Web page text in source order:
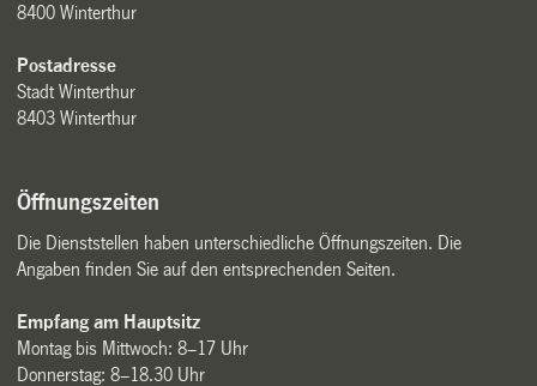
8400 Winterthur
Postadresse
Stadt Winterthur
8403 Winterthur
Öffnungszeiten
Die Dienststellen haben unterschiedliche Öffnungszeiten. Die
Angaben finden Sie auf den entsprechenden Seiten.
Empfang am Hauptsitz
Montag bis Mittwoch: 8–17 Uhr
Donnerstag: 8–18.30 Uhr